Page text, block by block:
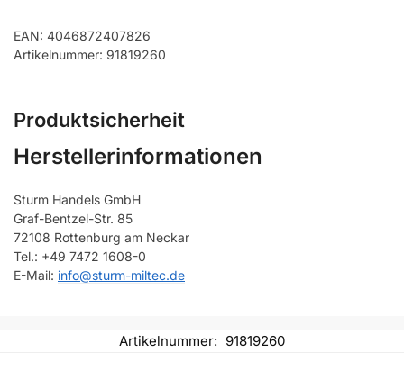
EAN: 4046872407826
Artikelnummer: 91819260
Produktsicherheit
Herstellerinformationen
Sturm Handels GmbH
Graf-Bentzel-Str. 85
72108 Rottenburg am Neckar
Tel.: +49 7472 1608-0
E-Mail: info@sturm-miltec.de
Artikelnummer: 91819260